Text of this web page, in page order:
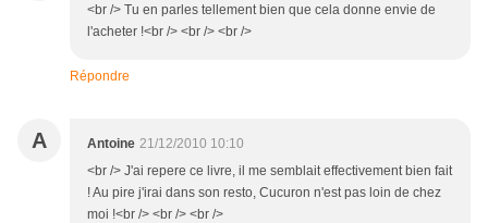
<br /> Tu en parles tellement bien que cela donne envie de
l'acheter !<br /> <br /> <br />
Répondre
A Antoine 21/12/2010 10:10
<br /> J'ai repere ce livre, il me semblait effectivement bien fait
! Au pire j'irai dans son resto, Cucuron n'est pas loin de chez
moi !<br /> <br /> <br />